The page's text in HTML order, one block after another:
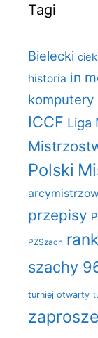
Tagi
Bielecki
historia in
komputery
ICCF Liga
Polski
przepisy
PZSzach
szachy
turniej otwarty